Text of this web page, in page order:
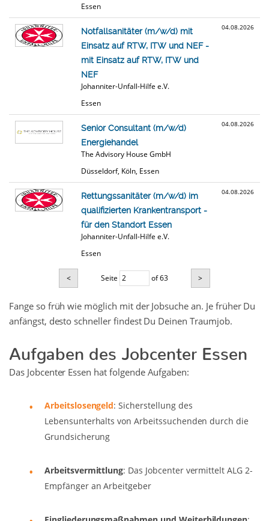
Essen
04.08.2026
Notfallsanitäter (m/w/d) mit
Einsatz auf RTW, ITW und NEF -
mit Einsatz auf RTW, ITW und
NEF
Johanniter-Unfall-Hilfe e.V.
Essen
04.08.2026
Senior Consultant (m/w/d)
Energiehandel
The Advisory House GmbH
Düsseldorf, Köln, Essen
04.08.2026
Rettungssanitäter (m/w/d) im
qualifizierten Krankentransport -
für den Standort Essen
Johanniter-Unfall-Hilfe e.V.
Essen
< Seite of 63 >
Fange so früh wie möglich mit der Jobsuche an. Je früher Du
anfängst, desto schneller findest Du Deinen Traumjob.
Aufgaben des Jobcenter Essen
Das Jobcenter Essen hat folgende Aufgaben:
Arbeitslosengeld: Sicherstellung des
Lebensunterhalts von Arbeitssuchenden durch die
Grundsicherung
Arbeitsvermittlung: Das Jobcenter vermittelt ALG 2-
Empfänger an Arbeitgeber